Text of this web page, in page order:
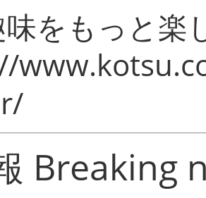
をもっと楽
Breaking